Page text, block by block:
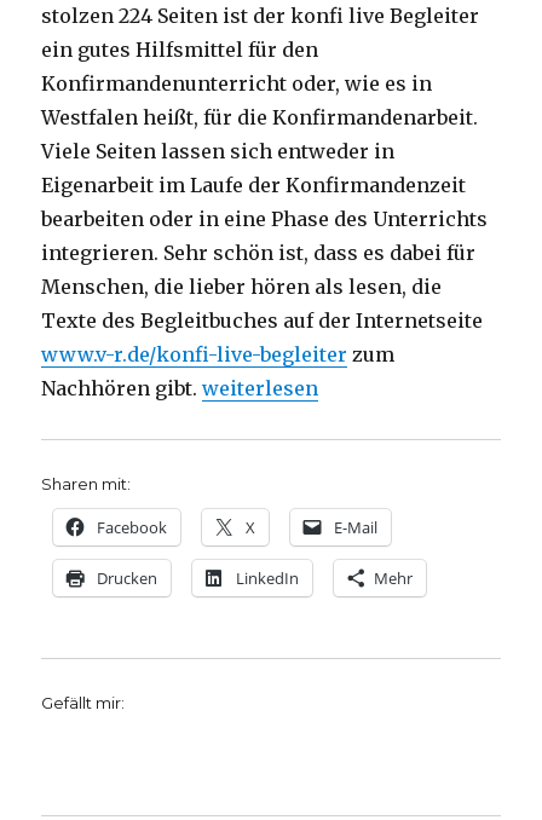
stolzen 224 Seiten ist der konfi live Begleiter
ein gutes Hilfsmittel für den
Konfirmandenunterricht oder, wie es in
Westfalen heißt, für die Konfirmandenarbeit.
Viele Seiten lassen sich entweder in
Eigenarbeit im Laufe der Konfirmandenzeit
bearbeiten oder in eine Phase des Unterrichts
integrieren. Sehr schön ist, dass es dabei für
Menschen, die lieber hören als lesen, die
Texte des Begleitbuches auf der Internetseite
www.v-r.de/konfi-live-begleiter zum
Nachhören gibt.„In der Gemeinde ankommen,
weiterlesen
Sharen mit:
Facebook X E-Mail
Drucken LinkedIn Mehr
Gefällt mir: